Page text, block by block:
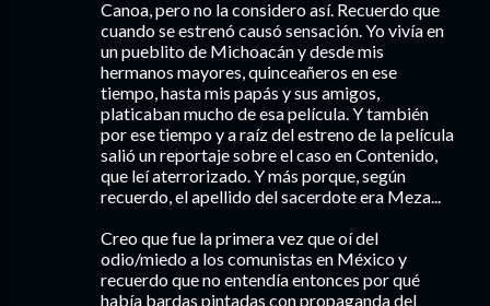
Canoa, pero no la considero así. Recuerdo que
cuando se estrenó causó sensación. Yo vivía en
un pueblito de Michoacán y desde mis
hermanos mayores, quinceañeros en ese
tiempo, hasta mis papás y sus amigos,
platicaban mucho de esa película. Y también
por ese tiempo y a raíz del estreno de la película
salió un reportaje sobre el caso en Contenido,
que leí aterrorizado. Y más porque, según
recuerdo, el apellido del sacerdote era Meza...
Creo que fue la primera vez que oí del
odio/miedo a los comunistas en México y
recuerdo que no entendía entonces por qué
había bardas pintadas con propaganda del